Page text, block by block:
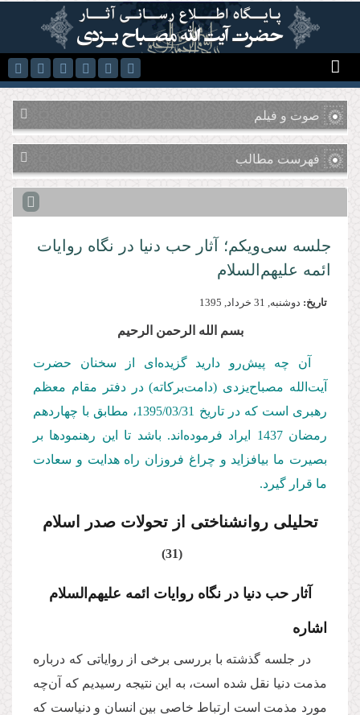
رفتن به محتوای اصلی
صوت و فیلم
فهرست مطالب
جلسه سی‌ویکم؛ آثار حب دنیا در نگاه روایات
ائمه علیهم‌السلام
تاریخ: دوشنبه, 31 خرداد, 1395
بسم الله الرحمن الرحیم
آن چه پیش‌رو دارید گزیده‌ای از سخنان حضرت
آیت‌الله مصباح‌یزدی (دامت‌بركاته) در دفتر مقام معظم
رهبری است كه در تاریخ 1395/03/31، مطابق با چهاردهم
رمضان 1437 ایراد فرموده‌اند. باشد تا این رهنمودها بر
بصیرت ما بیافزاید و چراغ فروزان راه هدایت و سعادت
ما قرار گیرد.
تحلیلی روان­شناختی از تحولات صدر اسلام
(31)
آثار حب دنیا در نگاه روایات ائمه علیهم‌السلام
اشاره
در جلسه گذشته با بررسی برخی از روایاتی که درباره
مذمت دنیا نقل شده است، به این نتیجه رسیدیم که آن‌چه
مورد مذمت است ارتباط خاصی بین انسان و دنیاست که